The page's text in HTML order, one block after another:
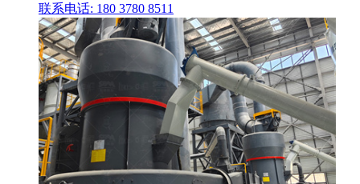
联系电话: 180 3780 8511